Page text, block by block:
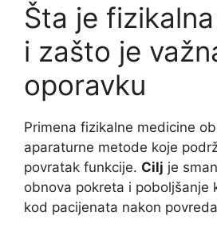
Šta je
i zašto je
oporavku
Primena fizikalne medicine
aparaturne metode koje
povratak funkcije. Cilj je
obnova pokreta i poboljšanje
kod pacijenata nakon